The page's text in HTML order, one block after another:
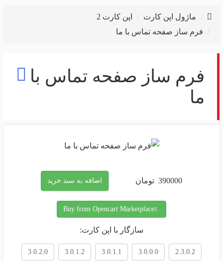
ماژول اپن کارت
اپن کارت 2
فرم ساز صفحه تماس با ما
فرم ساز صفحه تماس با
ما
390000 تومان اضافه به سبد خرید
Buy from Opencart Marketplace
سازگار با اپن کارت:
2.3.0.2
3.0.0.0
3.0.1.1
3.0.1.2
3.0.2.0